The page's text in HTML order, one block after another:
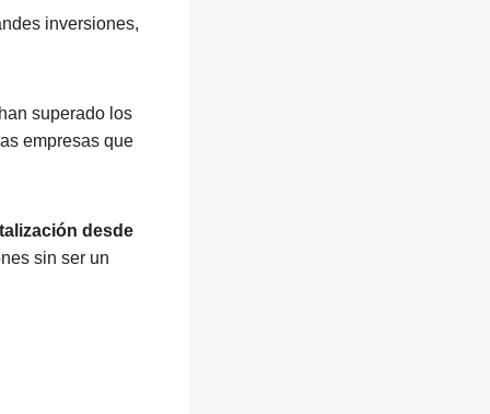
inversiones,
superado los
empresas que
desde
sin ser un